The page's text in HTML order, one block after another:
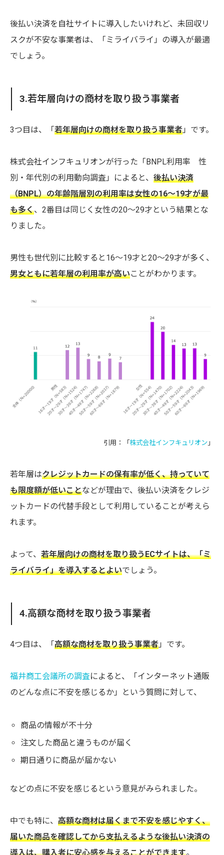
後払い決済を自社サイトに導入したいけれど、未回収リ
スクが不安な事業者は、「ミライバライ」の導入が最適
でしょう。
3.若年層向けの商材を取り扱う事業者
3つ目は、「若年層向けの商材を取り扱う事業者 」です。
株式会社インフキュリオンが行った「BNPL利用率 性
別・年代別の利用動向調査」によると、 後払い決済
（BNPL）の年齢階層別の利用率は女性の16～19才が最
も多く、2番目は同じく女性の20～29才という結果とな
りました。
男性も世代別に比較すると16～19才と20～29才が多く、
男女ともに若年層の利用率が高いことがわかります。
引用：「 株式会社インフキュリオン 」
若年層はクレジットカードの保有率が低く、持っていて
も限度額が低いことなどが理由で、後払い決済をクレジ
ットカードの代替手段として利用していることが考えら
れます。
よって、 若年層向けの商材を取り扱うECサイトは、「ミ
ライバライ」を導入するとよいでしょう。
4.高額な商材を取り扱う事業者
4つ目は、「高額な商材を取り扱う事業者 」です。
福井商工会議所の調査によると、「インターネット通販
のどんな点に不安を感じるか」という質問に対して、
商品の情報が不十分
注文した商品と違うものが届く
期日通りに商品が届かない
などの点に不安を感じるという意見がみられました。
中でも特に、 高額な商材は届くまで不安を感じやすく、
届いた商品を確認してから支払えるような後払い決済の
導入は、購入者に安心感を与えることができます。